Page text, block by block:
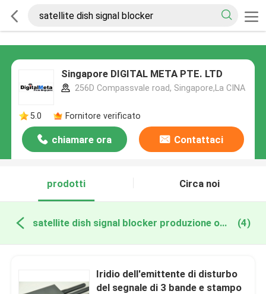
Singapore DIGITAL META PTE. LTD
256D Compassvale road, Singapore,La CINA
5.0 Fornitore verificato
chiamare ora Contattaci
prodotti Circa noi
satellite dish signal blocker produzione online (4)
Iridio dell'emittente di disturbo
del segnale di 3 bande e stampo